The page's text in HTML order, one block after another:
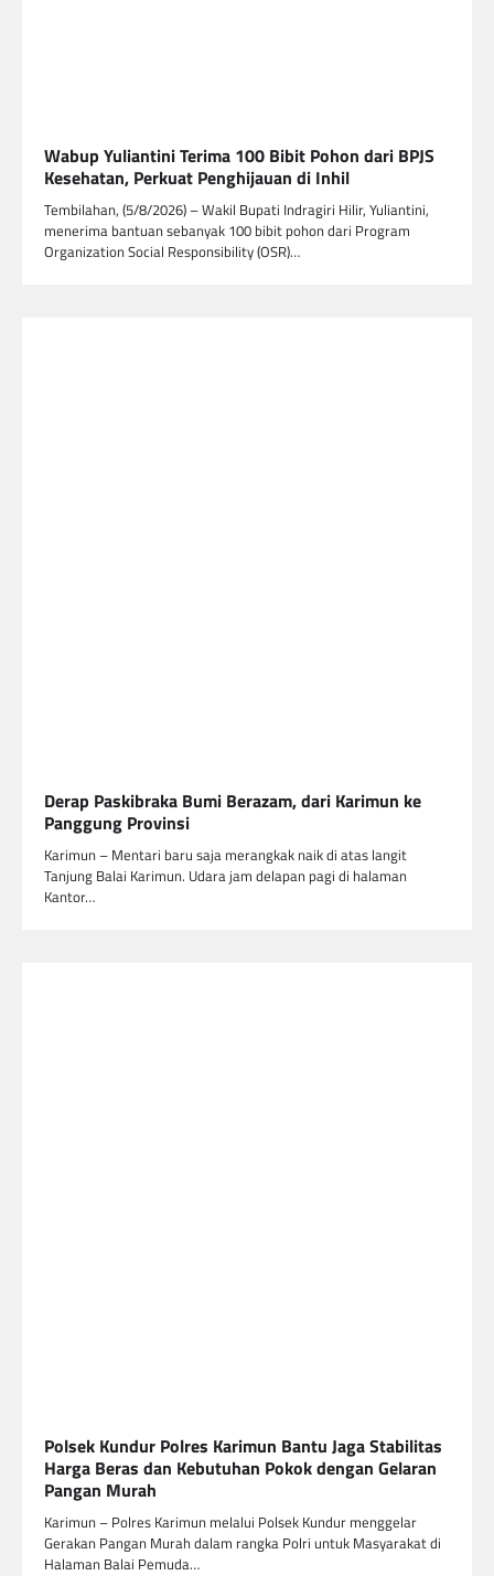
Wabup Yuliantini Terima 100 Bibit Pohon dari BPJS
Kesehatan, Perkuat Penghijauan di Inhil
Tembilahan, (5/8/2026) – Wakil Bupati Indragiri Hilir, Yuliantini,
menerima bantuan sebanyak 100 bibit pohon dari Program
Organization Social Responsibility (OSR)…
Derap Paskibraka Bumi Berazam, dari Karimun ke
Panggung Provinsi
Karimun – Mentari baru saja merangkak naik di atas langit
Tanjung Balai Karimun. Udara jam delapan pagi di halaman
Kantor…
Polsek Kundur Polres Karimun Bantu Jaga Stabilitas
Harga Beras dan Kebutuhan Pokok dengan Gelaran
Pangan Murah
Karimun – Polres Karimun melalui Polsek Kundur menggelar
Gerakan Pangan Murah dalam rangka Polri untuk Masyarakat di
Halaman Balai Pemuda…